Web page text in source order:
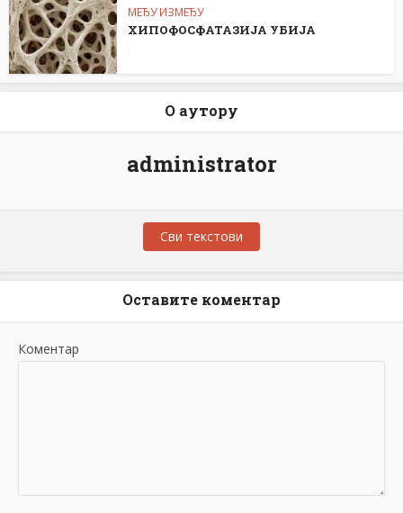
МЕЂУ ИЗМЕЂУ
ХИПОФОСФАТАЗИЈА УБИЈА
О аутору
administrator
Сви текстови
Оставите коментар
Коментар